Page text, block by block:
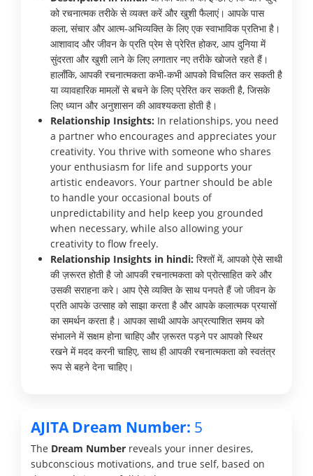
को रचनात्मक तरीके से व्यक्त करें और खुशी फैलाएं। आपके पास
कला, संचार और आत्म-अभिव्यक्ति के लिए एक स्वाभाविक प्रतिभा है।
आशावाद और जीवन के प्रति प्रेम से प्रेरित होकर, आप दुनिया में
सुंदरता और खुशी लाने के लिए लगातार नए तरीके खोजते रहते हैं।
हालाँकि, आपकी रचनात्मकता कभी-कभी आपको विचलित कर सकती है
या व्यावहारिक मामलों से बचने के लिए प्रेरित कर सकती है, जिसके
लिए ध्यान और अनुशासन की आवश्यकता होती है।
Relationship Insights: In relationships, you need
a partner who encourages and appreciates your
creativity. You thrive with someone who shares
your enthusiasm for life and supports your
artistic endeavors. Your partner should be able
to handle your occasional bouts of
unpredictability and help keep you grounded
when necessary, while also allowing your
creativity to flow freely.
Relationship Insights in hindi: रिश्तों में, आपको ऐसे साथी
की ज़रूरत होती है जो आपकी रचनात्मकता को प्रोत्साहित करे और
उसकी सराहना करे। आप ऐसे व्यक्ति के साथ पनपते हैं जो जीवन के
प्रति आपके उत्साह को साझा करता है और आपके कलात्मक प्रयासों
का समर्थन करता है। आपका साथी आपके अप्रत्याशित समय को
संभालने में सक्षम होना चाहिए और ज़रूरत पड़ने पर आपको स्थिर
रखने में मदद करनी चाहिए, साथ ही आपकी रचनात्मकता को स्वतंत्र
रूप से बहने देना चाहिए।
AJITA Dream Number: 5
The Dream Number reveals your inner desires,
subconscious motivations, and true self, based on